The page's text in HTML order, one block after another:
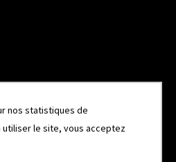
nos statistiques de
utiliser le site, vous acceptez